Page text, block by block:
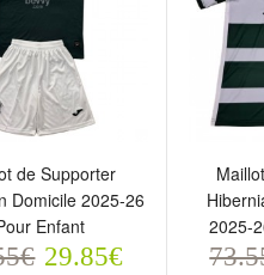
de Supporter
Domicile 2025-26
Enfant
29.85€
2025-
de Supporter
Domicile 2025-26
Enfant
29.85€
2025-